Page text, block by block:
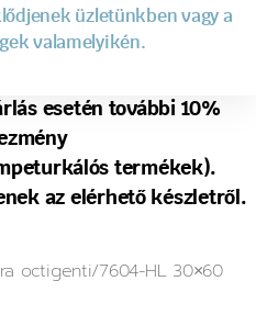
üzletünkben vagy a
valamelyikén.
esetén további 10%
termékek).
az elérhető készletről.
octigenti/7604-HL 30×60